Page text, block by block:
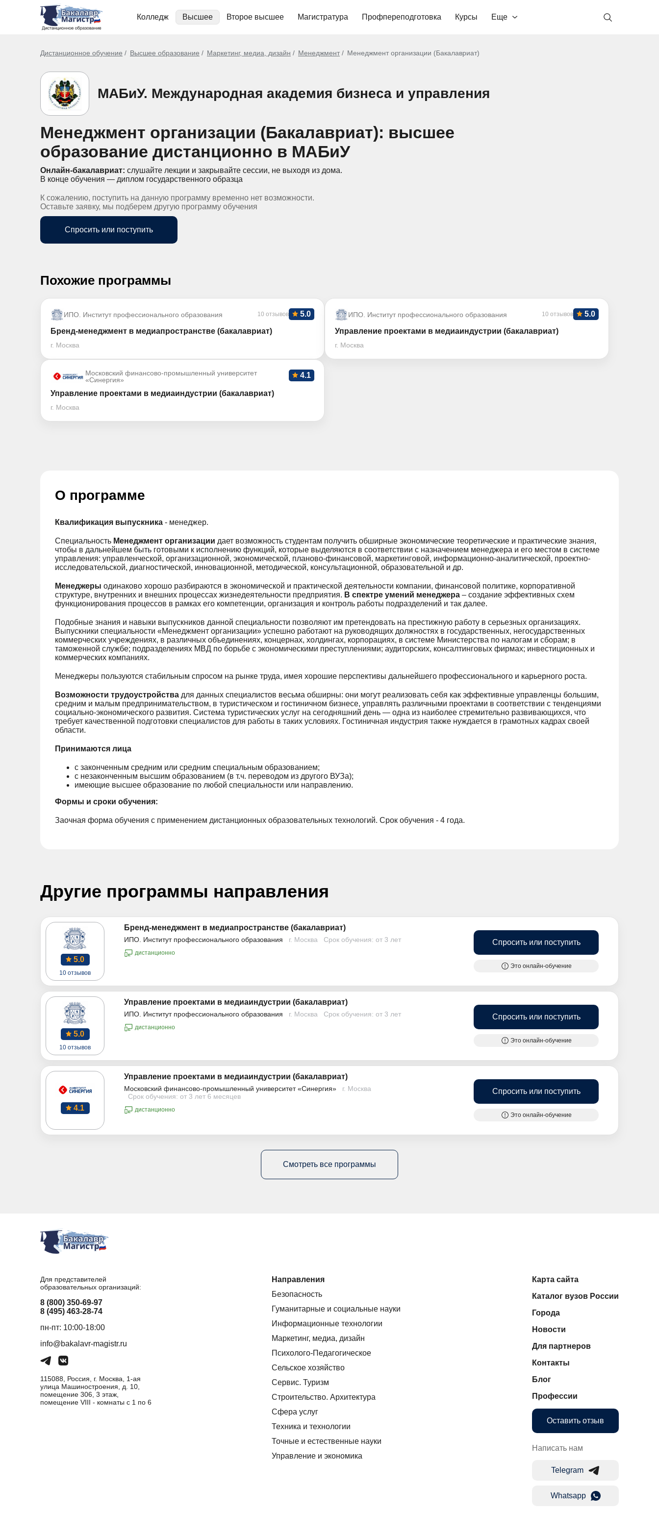
Колледж Высшее Второе высшее Магистратура Профпереподготовка Курсы Еще
Дистанционное обучение Высшее образование Маркетинг, медиа, дизайн Менеджмент Менеджмент организации (Бакалавриат)
МАБиУ. Международная академия бизнеса и управления
Менеджмент организации (Бакалавриат): высшее
образование дистанционно в МАБиУ
Онлайн-бакалавриат: слушайте лекции и закрывайте сессии, не выходя из дома.
В конце обучения — диплом государственного образца
К сожалению, поступить на данную программу временно нет возможности.
Оставьте заявку, мы подберем другую программу обучения
Спросить или поступить
Похожие программы
ИПО. Институт профессионального образования 10 отзывов 5.0
Бренд-менеджмент в медиапространстве (бакалавриат)
г. Москва
ИПО. Институт профессионального образования 10 отзывов 5.0
Управление проектами в медиаиндустрии (бакалавриат)
г. Москва
Московский финансово-промышленный университет
«Синергия»
4.1
Управление проектами в медиаиндустрии (бакалавриат)
г. Москва
О программе
Квалификация выпускника - менеджер.
Специальность Менеджмент организации дает возможность студентам получить обширные экономические теоретические и практические знания,
чтобы в дальнейшем быть готовыми к исполнению функций, которые выделяются в соответствии с назначением менеджера и его местом в системе
управления: управленческой, организационной, экономической, планово-финансовой, маркетинговой, информационно-аналитической, проектно-
исследовательской, диагностической, инновационной, методической, консультационной, образовательной и др.
Менеджеры одинаково хорошо разбираются в экономической и практической деятельности компании, финансовой политике, корпоративной
структуре, внутренних и внешних процессах жизнедеятельности предприятия. В спектре умений менеджера – создание эффективных схем
функционирования процессов в рамках его компетенции, организация и контроль работы подразделений и так далее.
Подобные знания и навыки выпускников данной специальности позволяют им претендовать на престижную работу в серьезных организациях.
Выпускники специальности «Менеджмент организации» успешно работают на руководящих должностях в государственных, негосударственных
коммерческих учреждениях, в различных объединениях, концернах, холдингах, корпорациях, в системе Министерства по налогам и сборам; в
таможенной службе; подразделениях МВД по борьбе с экономическими преступлениями; аудиторских, консалтинговых фирмах; инвестиционных и
коммерческих компаниях.
Менеджеры пользуются стабильным спросом на рынке труда, имея хорошие перспективы дальнейшего профессионального и карьерного роста.
Возможности трудоустройства для данных специалистов весьма обширны: они могут реализовать себя как эффективные управленцы большим,
средним и малым предпринимательством, в туристическом и гостиничном бизнесе, управлять различными проектами в соответствии с тенденциями
социально-экономического развития. Система туристических услуг на сегодняшний день — одна из наиболее стремительно развивающихся, что
требует качественной подготовки специалистов для работы в таких условиях. Гостиничная индустрия также нуждается в грамотных кадрах своей
области.
Принимаются лица
с законченным средним или средним специальным образованием;
с незаконченным высшим образованием (в т.ч. переводом из другого ВУЗа);
имеющие высшее образование по любой специальности или направлению.
Формы и сроки обучения:
Заочная форма обучения с применением дистанционных образовательных технологий. Срок обучения - 4 года.
Другие программы направления
5.0
10 отзывов
Бренд-менеджмент в медиапространстве (бакалавриат)
ИПО. Институт профессионального образования г. Москва Срок обучения: от 3 лет
дистанционно
Спросить или поступить
Это онлайн-обучение
5.0
10 отзывов
Управление проектами в медиаиндустрии (бакалавриат)
ИПО. Институт профессионального образования г. Москва Срок обучения: от 3 лет
дистанционно
Спросить или поступить
Это онлайн-обучение
4.1
Управление проектами в медиаиндустрии (бакалавриат)
Московский финансово-промышленный университет «Синергия»
г. Москва
Срок обучения: от 3 лет 6 месяцев
дистанционно
Спросить или поступить
Это онлайн-обучение
Смотреть все программы
Для представителей
образовательных организаций:
8 (800) 350-69-97
8 (495) 463-28-74
пн-пт: 10:00-18:00
info@bakalavr-magistr.ru
115088, Россия, г. Москва, 1-ая
улица Машиностроения, д. 10,
помещение 306, 3 этаж,
помещение VIII - комнаты с 1 по 6
Направления
Безопасность
Гуманитарные и социальные науки
Информационные технологии
Маркетинг, медиа, дизайн
Психолого-Педагогическое
Сельское хозяйство
Сервис. Туризм
Строительство. Архитектура
Сфера услуг
Техника и технологии
Точные и естественные науки
Управление и экономика
Карта сайта
Каталог вузов России
Города
Новости
Для партнеров
Контакты
Блог
Профессии
Оставить отзыв
Написать нам
Telegram
Whatsapp